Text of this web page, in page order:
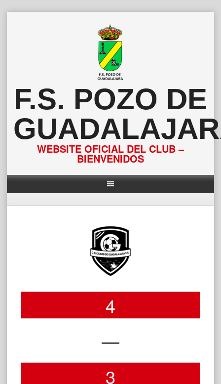
F.S. POZO DE
WEBSITE OFICIAL DEL CLUB –
BIENVENIDOS
4
—
3